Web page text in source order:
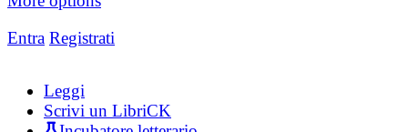
Entra Registrati
Leggi
Scrivi un LibriCK